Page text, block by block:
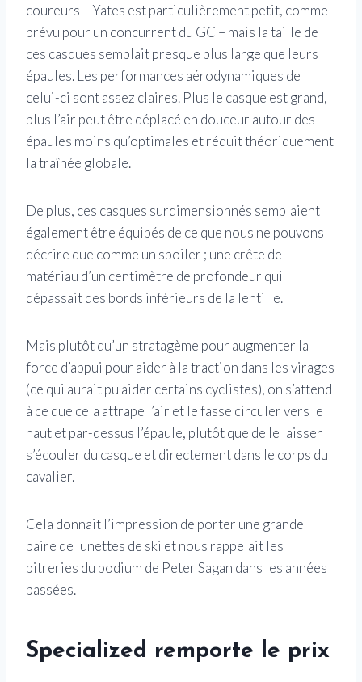
coureurs – Yates est particulièrement petit, comme
prévu pour un concurrent du GC – mais la taille de
ces casques semblait presque plus large que leurs
épaules. Les performances aérodynamiques de
celui-ci sont assez claires. Plus le casque est grand,
plus l’air peut être déplacé en douceur autour des
épaules moins qu’optimales et réduit théoriquement
la traînée globale.
De plus, ces casques surdimensionnés semblaient
également être équipés de ce que nous ne pouvons
décrire que comme un spoiler ; une crête de
matériau d’un centimètre de profondeur qui
dépassait des bords inférieurs de la lentille.
Mais plutôt qu’un stratagème pour augmenter la
force d’appui pour aider à la traction dans les virages
(ce qui aurait pu aider certains cyclistes), on s’attend
à ce que cela attrape l’air et le fasse circuler vers le
haut et par-dessus l’épaule, plutôt que de le laisser
s’écouler du casque et directement dans le corps du
cavalier.
Cela donnait l’impression de porter une grande
paire de lunettes de ski et nous rappelait les
pitreries du podium de Peter Sagan dans les années
passées.
Specialized remporte le prix